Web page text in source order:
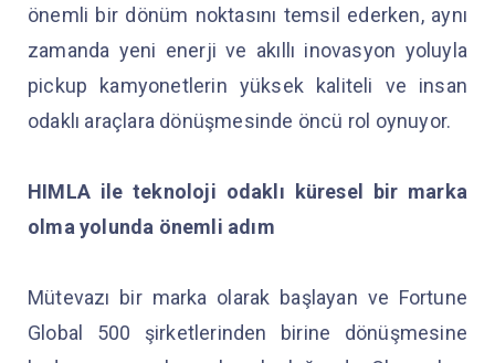
önemli bir dönüm noktasını temsil ederken, aynı
zamanda yeni enerji ve akıllı inovasyon yoluyla
pickup kamyonetlerin yüksek kaliteli ve insan
odaklı araçlara dönüşmesinde öncü rol oynuyor.
HIMLA ile teknoloji odaklı küresel bir marka
olma yolunda önemli adım
Mütevazı bir marka olarak başlayan ve Fortune
Global 500 şirketlerinden birine dönüşmesine